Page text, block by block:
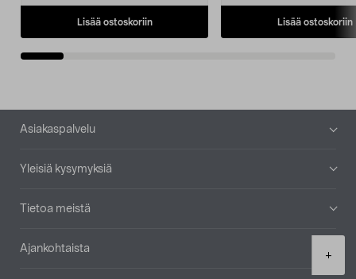
+
Lisää ostoskoriin Lisää ostoskoriin
Alatunniste
Asiakaspalvelu
Yleisiä kysymyksiä
Tietoa meistä
Ajankohtaista